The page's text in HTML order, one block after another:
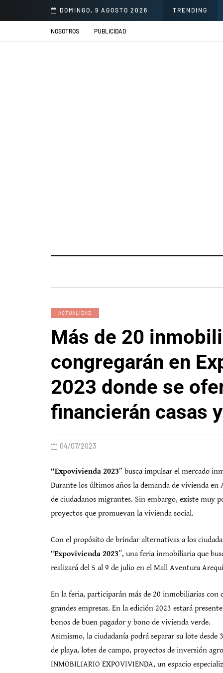
DOMINGO, 9 AGOSTO 2026 TRENDING
se presentarán en el Jardín de la Cerveza Arequipeña
NOSOTROS PUBLICIDAD
ACTUALIDAD
Más de 20
congregarán en
2023 donde se
financierán casas
04/07/2023
“Expovivienda 2023” busca impulsar el mercado
Durante los últimos años la demanda de vivienda
de ciudadanos migrantes. Sin embargo, existe muy
proyectos que promuevan la vivienda social.
Con el propósito de brindar alternativas a los
“Expovivienda 2023”, una feria inmobiliaria que
realizará del 5 al 9 de julio en el Mall Aventura
En la feria, participarán más de 20 inmobiliarias
grandes empresas. En la edición 2023 estará
bonos de buen pagador y bono de vivienda verde.
Asimismo, la ciudadanía podrá separar su lote
de playa, lotes de campo, proyectos de inversión
INMOBILIARIO EXPOVIVIENDA, un espacio